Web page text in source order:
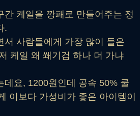
간 케일을 깡패로 만들어주는 정
.
서 사람들에게 가장 많이 들은
케일 왜 쐐기검 하나 더 가냐
데요, 1200원인데 공속 50% 쿨
이보다 가성비가 좋은 아이템이